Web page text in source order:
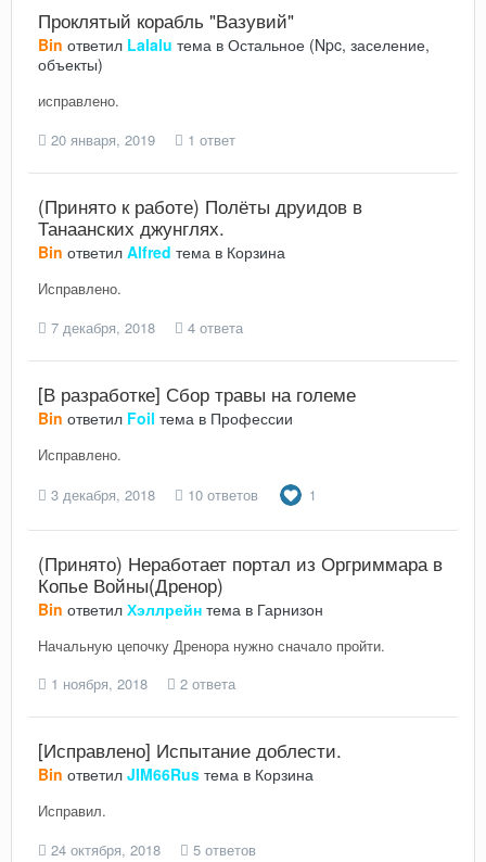
Проклятый корабль "Вазувий"
Bin ответил Lalalu тема в Остальное (Npc, заселение,
объекты)
исправлено.
20 января, 2019
1 ответ
(Принято к работе) Полёты друидов в
Танаанских джунглях.
Bin ответил Alfred тема в Корзина
Исправлено.
7 декабря, 2018
4 ответа
[В разработке] Сбор травы на големе
Bin ответил Foil тема в Профессии
Исправлено.
3 декабря, 2018
10 ответов 1
(Принято) Неработает портал из Оргриммара в
Копье Войны(Дренор)
Bin ответил Хэллрейн тема в Гарнизон
Начальную цепочку Дренора нужно сначало пройти.
1 ноября, 2018
2 ответа
[Исправлено] Испытание доблести.
Bin ответил JIM66Rus тема в Корзина
Исправил.
24 октября, 2018
5 ответов